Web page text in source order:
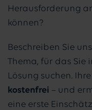
Herausforderung
können?
Beschreiben Sie
Thema, für das Sie
Lösung suchen.
kostenfrei – und
eine erste